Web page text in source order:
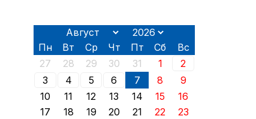
Пн Вт Ср Чт Пт Сб
Вс
27
28 29 30 31 1
2
3
4 5 6 7 8
9
10
11 12 13 14 15
16
17
18 19 20 21 22
23